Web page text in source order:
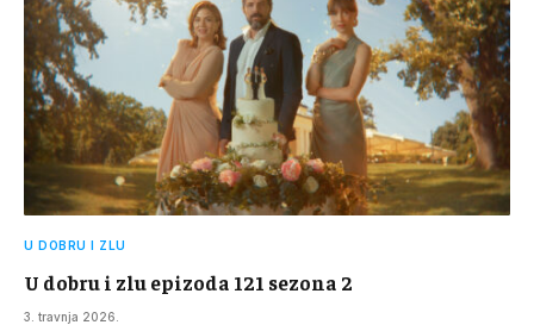
U DOBRU I ZLU
U dobru i zlu epizoda 121 sezona 2
3. travnja 2026.